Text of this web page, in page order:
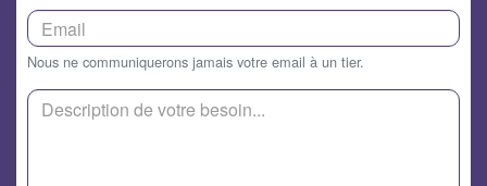
Nous ne communiquerons jamais votre email à un tier.